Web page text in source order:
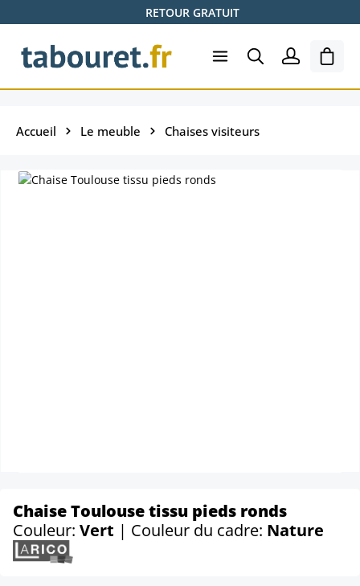
Passer au contenu principalRETOUR GRATUIT
Le
Accueil Le meuble Chaises visiteurs
Chaise Toulouse tissu pieds ronds
Couleur: Vert | Couleur du cadre: Nature